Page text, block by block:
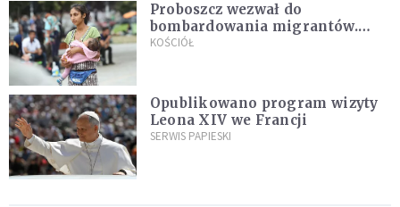
Proboszcz wezwał do
bombardowania migrantów.
"Masowy ogień przeciwko
KOŚCIÓŁ
Opublikowano program wizyty
Leona XIV we Francji
SERWIS PAPIESKI